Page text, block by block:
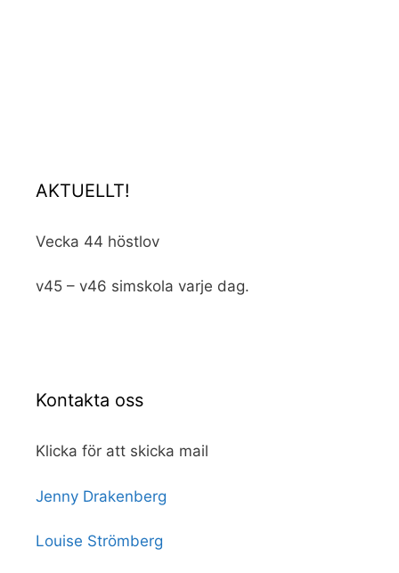
AKTUELLT!
Vecka 44 höstlov
v45 – v46 simskola varje dag.
Kontakta oss
Klicka för att skicka mail
Jenny Drakenberg
Louise Strömberg